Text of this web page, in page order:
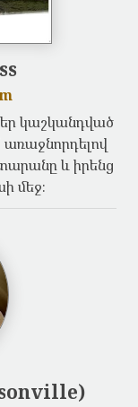
կաշկանդված
և իրենց
մեջ։